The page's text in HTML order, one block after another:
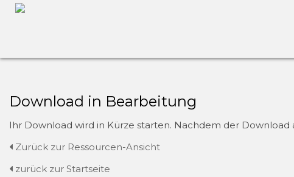
Download in Bearbeitung
Ihr Download wird in Kürze starten. Nachdem der
Zurück zur Ressourcen-Ansicht
zurück zur Startseite